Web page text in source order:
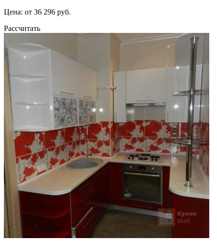
Цена: от 36 296 руб.
Рассчитать